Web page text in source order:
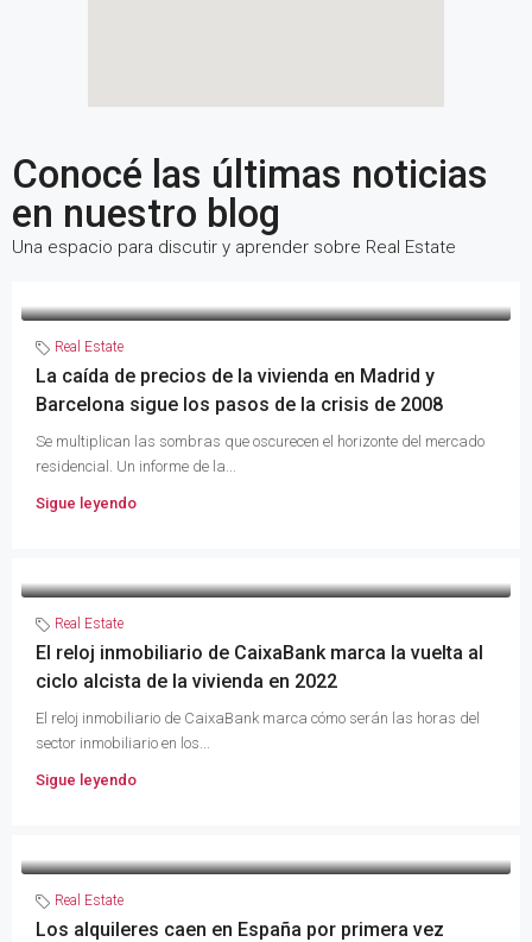
Conocé las últimas noticias
en nuestro blog
Una espacio para discutir y aprender sobre Real Estate
Real Estate
La caída de precios de la vivienda en Madrid y
Barcelona sigue los pasos de la crisis de 2008
Se multiplican las sombras que oscurecen el horizonte del mercado
residencial. Un informe de la...
Sigue leyendo
Real Estate
El reloj inmobiliario de CaixaBank marca la vuelta al
ciclo alcista de la vivienda en 2022
El reloj inmobiliario de CaixaBank marca cómo serán las horas del
sector inmobiliario en los...
Sigue leyendo
Real Estate
Los alquileres caen en España por primera vez